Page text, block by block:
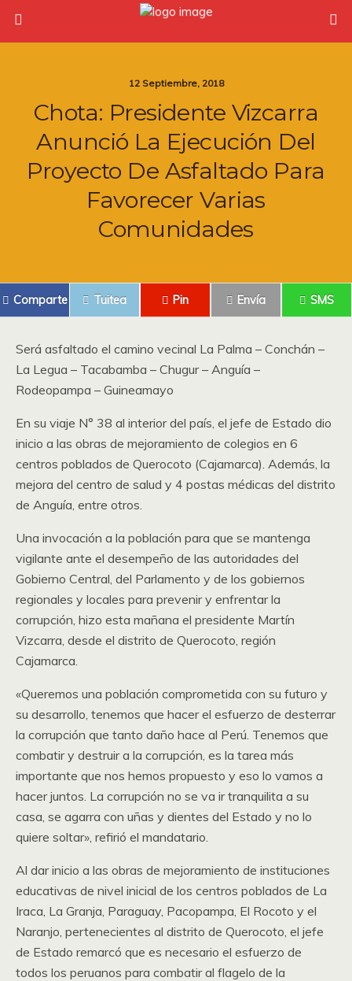
12 Septiembre, 2018
Chota: Presidente Vizcarra
Anunció La Ejecución Del
Proyecto De Asfaltado Para
Favorecer Varias
Comunidades
Comparte Tuitea Pin Envía SMS
Será asfaltado el camino vecinal La Palma – Conchán –
La Legua – Tacabamba – Chugur – Anguía –
Rodeopampa – Guineamayo
En su viaje N° 38 al interior del país, el jefe de Estado dio
inicio a las obras de mejoramiento de colegios en 6
centros poblados de Querocoto (Cajamarca). Además, la
mejora del centro de salud y 4 postas médicas del distrito
de Anguía, entre otros.
Una invocación a la población para que se mantenga
vigilante ante el desempeño de las autoridades del
Gobierno Central, del Parlamento y de los gobiernos
regionales y locales para prevenir y enfrentar la
corrupción, hizo esta mañana el presidente Martín
Vizcarra, desde el distrito de Querocoto, región
Cajamarca.
«Queremos una población comprometida con su futuro y
su desarrollo, tenemos que hacer el esfuerzo de desterrar
la corrupción que tanto daño hace al Perú. Tenemos que
combatir y destruir a la corrupción, es la tarea más
importante que nos hemos propuesto y eso lo vamos a
hacer juntos. La corrupción no se va ir tranquilita a su
casa, se agarra con uñas y dientes del Estado y no lo
quiere soltar», refirió el mandatario.
Al dar inicio a las obras de mejoramiento de instituciones
educativas de nivel inicial de los centros poblados de La
Iraca, La Granja, Paraguay, Pacopampa, El Rocoto y el
Naranjo, pertenecientes al distrito de Querocoto, el jefe
de Estado remarcó que es necesario el esfuerzo de
todos los peruanos para combatir al flagelo de la